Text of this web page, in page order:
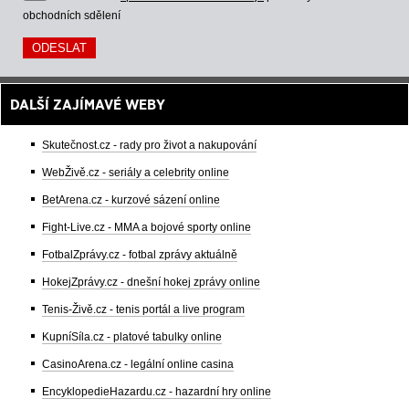
obchodních sdělení
DALŠÍ ZAJÍMAVÉ WEBY
Skutečnost.cz - rady pro život a nakupování
WebŽivě.cz - seriály a celebrity online
BetArena.cz - kurzové sázení online
Fight-Live.cz - MMA a bojové sporty online
FotbalZprávy.cz - fotbal zprávy aktuálně
HokejZprávy.cz - dnešní hokej zprávy online
Tenis-Živě.cz - tenis portál a live program
KupníSíla.cz - platové tabulky online
CasinoArena.cz - legální online casina
EncyklopedieHazardu.cz - hazardní hry online